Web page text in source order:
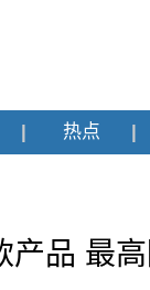
热点
品 最